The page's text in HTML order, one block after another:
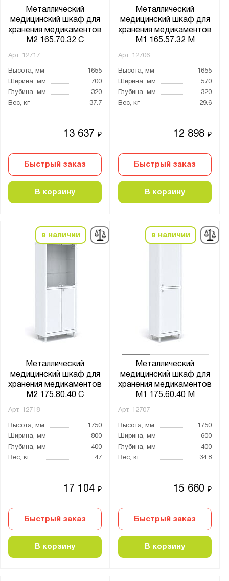
Металлический
медицинский шкаф для
хранения медикаментов
М2 165.70.32 С
Арт. 12717
Высота, мм
1655
Ширина, мм
700
Глубина, мм
320
Вес, кг
37.7
13 637₽
Быстрый заказ
В корзину
Металлический
медицинский шкаф для
хранения медикаментов
M1 165.57.32 М
Арт. 12706
Высота, мм
1655
Ширина, мм
570
Глубина, мм
320
Вес, кг
29.6
12 898₽
Быстрый заказ
В корзину
в наличии
Металлический
медицинский шкаф для
хранения медикаментов
М2 175.80.40 С
Арт. 12718
Высота, мм
1750
Ширина, мм
800
Глубина, мм
400
Вес, кг
47
17 104₽
Быстрый заказ
В корзину
в наличии
Металлический
медицинский шкаф для
хранения медикаментов
М1 175.60.40 М
Арт. 12707
Высота, мм
1750
Ширина, мм
600
Глубина, мм
400
Вес, кг
34.8
15 660₽
Быстрый заказ
В корзину